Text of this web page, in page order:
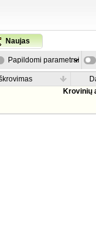
Naujas
Papildomi parametrai
Krovinių